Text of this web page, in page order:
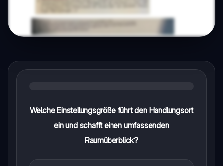
Welche Einstellungsgröße führt den Handlungsort
ein und schafft einen umfassenden
Raumüberblick?